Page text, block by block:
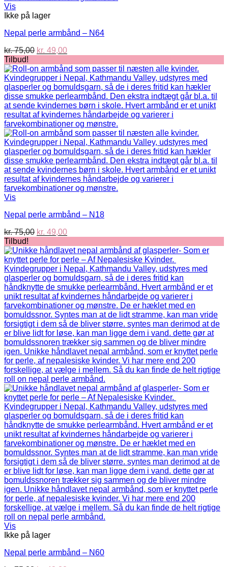
Vis
Ikke på lager
Nepal perle armbånd – N64
kr.75,00 Den
pris
var:
kr. 75,00.
kr. 49,00Den
pris
er:
kr. 49,00.
Tilbud!
Vis
Nepal perle armbånd – N18
kr.75,00 Den
pris
var:
kr. 75,00.
kr. 49,00Den
pris
er:
kr. 49,00.
Tilbud!
Vis
Ikke på lager
Nepal perle armbånd – N60